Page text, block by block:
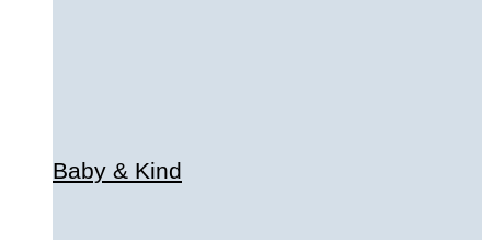
Baby & Kind